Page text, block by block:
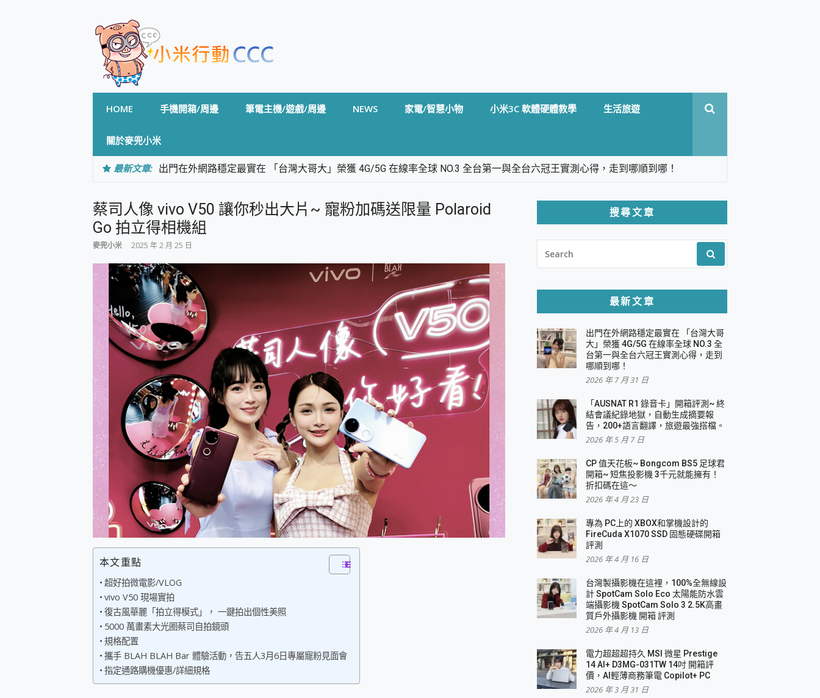
HOME 手機開箱/周邊 筆電主機/遊戲/周邊 NEWS 家電/智慧小物 小米3C 軟體硬體教學 生活旅遊
關於麥兜小米
最新文章: 出門在外網路穩定最實在 「台灣大哥大」榮獲 4G/5G 在線率全球 NO.3 全台第一與全台六冠王實測心得，走到哪順到哪！
專為 PC上的 XBOX和掌機設計的 FireCuda X1070 SSD 固態硬碟開箱 評測
台灣製攝影機在這裡，100%全無線設計 SpotCam Solo Eco 太陽能防水雲端攝影機 SpotCam Solo 3 2.5K高畫質戶外攝影機 開箱 評
測
電力超超超持久 MSI 微星 Prestige 14 AI+ D3MG-031TW 14吋 開箱評價，AI輕薄商務筆電 Copilot+ PC
超懂拍、耐用 AI 街拍機~ realme 16 Pro 開箱評價~ 2 億畫素 LumaColor 影像、持久續航與 IP69K 高防護
防窺黑科技 Galaxy S26 Ultra系列保護貼怎麼選？imos AR 低反光玻璃、藍寶石鏡頭貼與軍規防摔殼完整開箱評價
AI 支付 一錶搞定大小事 Xiaomi Watch 5 開箱 評測
超驚艷 讓人一眼就愛上 LENOVO 聯想 Yoga Book 9 14吋 AI輕薄筆電 開箱 評測
美到讓人超想擁有 moto pad 60 系列 與 Moto | Swarovski razr 60 冰藍限定版本 開箱 評測
好用的 EaseUS Partition Master 讓您輕鬆的移除與格式化有防寫保護的隨身碟或SD卡
一鍵修復模糊影片、舊照的 AI 好幫手! VideoProc Converter AI 新版全解析 × 年末優惠，一篇全看懂
小朋友才做選擇 投影機 RGB藍牙音響 氛圍情境燈 我通通都要！ Starfish 2 幻彩膠囊投影機｜結合「 智慧投影 & 煥彩流動 」的沈浸
式生活新體驗
外型超吸晴~ 給您絕佳操控體驗 GravaStar Mercury K1 系列 異星機械鍵盤與 Mercury X 系列 輕量無線電競滑鼠 開箱 評測
開箱~變身「蜘蛛人」椅子軍師！MSI MPG 491CQP QD-OLED 超寬曲面電競螢幕，多工辦公、爽度滿滿的終極桌面體驗
iPhone 17 系列 有認證的防護來囉！ imos 首家導入 UL MCV 行銷宣告驗證的手機配件品牌
DJI Osmo Pocket 3 爽爽帶回家 歡慶 EaseUS 21 週年到來，「Slogan 海報徵稿活動」好康大放送
小巧好吸不擋鏡頭 有Qi2認證的 ONPRO MagReact MXs2 5000mAh薄型磁吸無線急速行動電源 開箱 評測
會走動的冷暖氣 SONY REON POCKET PRO 穿戴式智慧冷暖調溫裝置 開箱 評測
寶可夢飛人外掛iToolab AnyGo全新升級，GO Fest 五折優惠嗨翻天！支援 iOS/Android！
百倍變焦實測~ vivo X200 Pro 與 S25 Ultra 誰能滿足全場景拍攝需求？
超好用的 PLAUD NotePin AI 智慧錄音膠囊~ 您的AI 秘書已上線 每月免費送你 300分鐘轉寫
COMPUTEX 2025 來囉！AGI亞奇雷 AI・Gaming・創作儲存方案登場，趕快來AGI亞奇雷挑戰任務抽 PS5！
自帶線的 有線無線都能充 ONPRO MagReact M5 10000mAh 5合1 磁吸無線急速行動電源 開箱 評測
飛利浦 JS7310 ⚡【電急便｜行動儲能救車電源】 可靠的旅行夥伴！帶給您優異的安全性與強大供電效能
是螢幕也是電視! 一機超多用途「MSI微星 Modern MD272UPSW 27型」 4K IPS 輕薄商用智慧聯網螢幕 開箱 評測
您的專屬AI 助手 Yoga Slim 7 Aura Edition 觸控AI筆電 開箱 評測
realme 14 Pro 超硬軍規、冰感變色實測，realme 14 5G 遊戲戰鬥值爆表，效能x娛樂全都要！
iPhone、Apple Watch、AirPods耳機 三個設備充電一起搞定 ONPRO MagReact™ M3 3 in 1可攜摺疊無線充電器 開箱 評測
動靜皆宜「HUAWEI FreeArc」開放式耳掛耳機，無感配戴! 超穩超服貼，音質、通話也很優質
好玩好拍 vivo V50 ~ 口袋裡的 Zeiss 潮流攝影棚!
25種洗烘模式一機搞定! Roborock 衣莉莎白 H1 Neo分子篩洗脫烘 AI 滾筒洗衣機
B&O 精品級音響! Home+ 中嘉寬頻 SoundBox 劇院串流盒 開箱 評測
2億 APO蔡司長焦神機降臨~ vivo X200 Pro、vivo X200 就是這麼好拍
EaseUS Vocal Remover 免費線上去聲器一鍵去除人聲 人聲 音樂分離 2024 消除人聲推薦
3 個超值 MHN 飛人工具分享~~ iToolab AnyGo 魔物獵人 Now飛人 ios教學 不出門也可以到處走
蔡司人像 vivo V50 讓你秒出大片~ 寵粉加碼送限量 Polaroid
Go 拍立得相機組
麥兜小米 2025 年 2 月 25 日
本文重點
超好拍微電影/VLOG
vivo V50 現場實拍
復古風華麗「拍立得模式」， 一鍵拍出個性美照
5000 萬畫素大光圈蔡司自拍鏡頭
規格配置
攜手 BLAH BLAH Bar 體驗活動，告五人3月6日專屬寵粉見面會
指定通路購機優惠/詳細規格
搜尋文章
FOR:
最新文章
出門在外網路穩定最實在 「台灣大哥
大」榮獲 4G/5G 在線率全球 NO.3 全
台第一與全台六冠王實測心得，走到
哪順到哪！
2026 年 7 月 31 日
「AUSNAT R1 錄音卡」開箱評測~ 終
結會議紀錄地獄，自動生成摘要報
告，200+語言翻譯，旅遊最強搭檔。
2026 年 5 月 7 日
CP 值天花板~ Bongcom BS5 足球君
開箱~ 短焦投影機 3千元就能擁有！
折扣碼在這～
2026 年 4 月 23 日
專為 PC上的 XBOX和掌機設計的
FireCuda X1070 SSD 固態硬碟開箱
評測
2026 年 4 月 16 日
台灣製攝影機在這裡，100%全無線設
計 SpotCam Solo Eco 太陽能防水雲
端攝影機 SpotCam Solo 3 2.5K高畫
質戶外攝影機 開箱 評測
2026 年 4 月 13 日
電力超超超持久 MSI 微星 Prestige
14 AI+ D3MG-031TW 14吋 開箱評
價，AI輕薄商務筆電 Copilot+ PC
2026 年 3 月 31 日